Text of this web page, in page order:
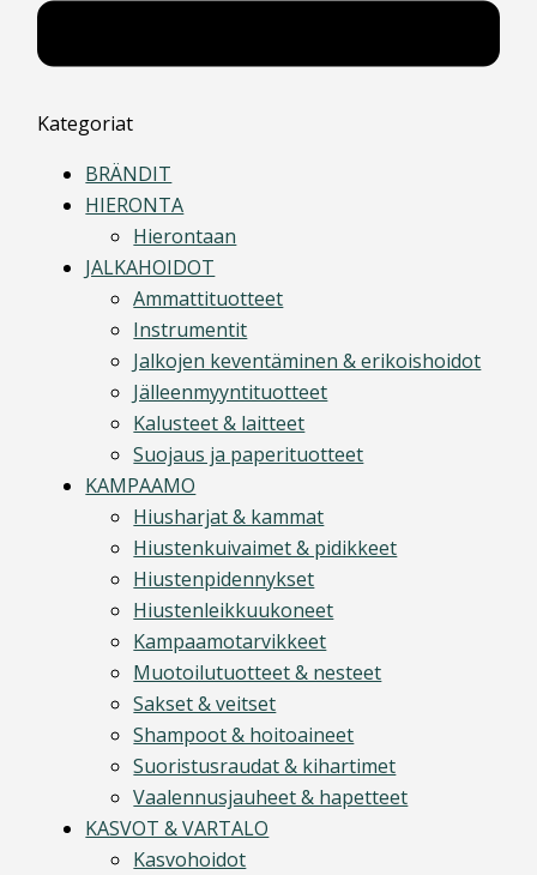
Kategoriat
BRÄNDIT
HIERONTA
Hierontaan
JALKAHOIDOT
Ammattituotteet
Instrumentit
Jalkojen keventäminen & erikoishoidot
Jälleenmyyntituotteet
Kalusteet & laitteet
Suojaus ja paperituotteet
KAMPAAMO
Hiusharjat & kammat
Hiustenkuivaimet & pidikkeet
Hiustenpidennykset
Hiustenleikkuukoneet
Kampaamotarvikkeet
Muotoilutuotteet & nesteet
Sakset & veitset
Shampoot & hoitoaineet
Suoristusraudat & kihartimet
Vaalennusjauheet & hapetteet
KASVOT & VARTALO
Kasvohoidot